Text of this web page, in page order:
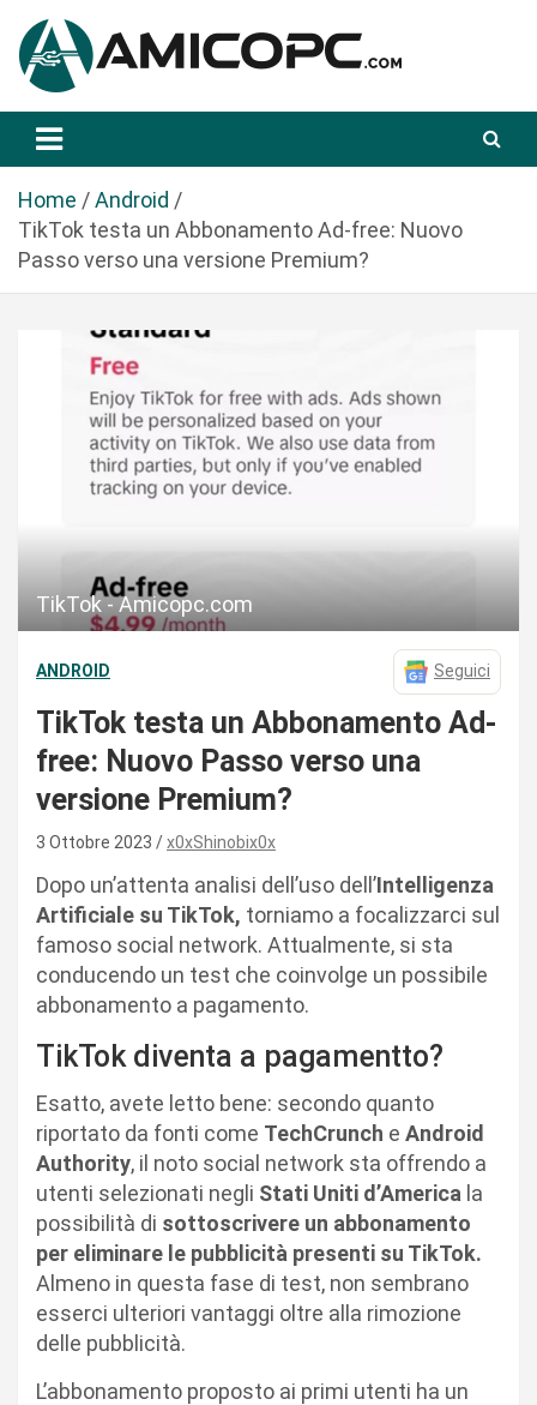
a
Amicopc.com
Home
Android
TikTok testa un Abbonamento Ad-free: Nuovo
Passo verso una versione Premium?
TikTok - Amicopc.com
ANDROID Seguici
TikTok testa un Abbonamento Ad-
free: Nuovo Passo verso una
versione Premium?
3 Ottobre 2023 x0xShinobix0x
Dopo un’attenta analisi dell’uso dell’Intelligenza
Artificiale su TikTok, torniamo a focalizzarci sul
famoso social network. Attualmente, si sta
conducendo un test che coinvolge un possibile
abbonamento a pagamento.
TikTok diventa a pagamentto?
Esatto, avete letto bene: secondo quanto
riportato da fonti come TechCrunch e Android
Authority, il noto social network sta offrendo a
utenti selezionati negli Stati Uniti d’America la
possibilità di sottoscrivere un abbonamento
per eliminare le pubblicità presenti su TikTok.
Almeno in questa fase di test, non sembrano
esserci ulteriori vantaggi oltre alla rimozione
delle pubblicità.
L’abbonamento proposto ai primi utenti ha un